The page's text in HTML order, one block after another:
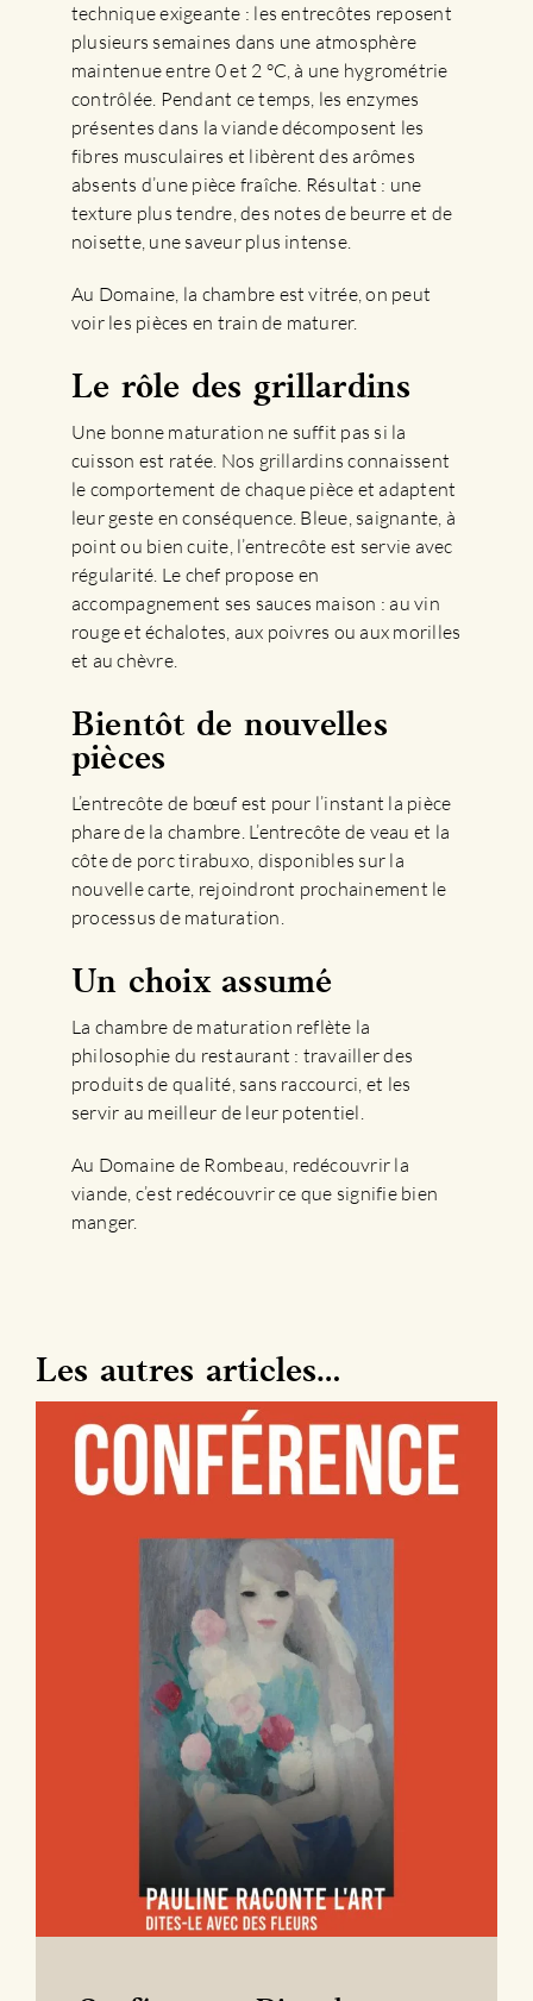
technique exigeante : les entrecôtes reposent
plusieurs semaines dans une atmosphère
maintenue entre 0 et 2 °C, à une hygrométrie
contrôlée. Pendant ce temps, les enzymes
présentes dans la viande décomposent les
fibres musculaires et libèrent des arômes
absents d’une pièce fraîche. Résultat : une
texture plus tendre, des notes de beurre et de
noisette, une saveur plus intense.
Au Domaine, la chambre est vitrée, on peut
voir les pièces en train de maturer.
Le rôle des grillardins
Une bonne maturation ne suffit pas si la
cuisson est ratée. Nos grillardins connaissent
le comportement de chaque pièce et adaptent
leur geste en conséquence. Bleue, saignante, à
point ou bien cuite, l’entrecôte est servie avec
régularité. Le chef propose en
accompagnement ses sauces maison : au vin
rouge et échalotes, aux poivres ou aux morilles
et au chèvre.
Bientôt de nouvelles
pièces
L’entrecôte de bœuf est pour l’instant la pièce
phare de la chambre. L’entrecôte de veau et la
côte de porc tirabuxo, disponibles sur la
nouvelle carte, rejoindront prochainement le
processus de maturation.
Un choix assumé
La chambre de maturation reflète la
philosophie du restaurant : travailler des
produits de qualité, sans raccourci, et les
servir au meilleur de leur potentiel.
Au Domaine de Rombeau, redécouvrir la
viande, c’est redécouvrir ce que signifie bien
manger.
Les autres articles…